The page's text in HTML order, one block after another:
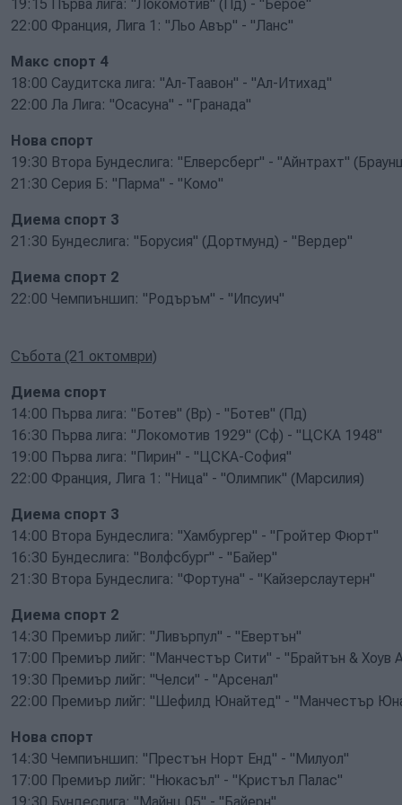
19:15 Първа лига: "Локомотив" (Пд) - "Берое"
22:00 Франция, Лига 1: "Льо Авър" - "Ланс"
Макс спорт 4
18:00 Саудитска лига: "Ал-Таавон" - "Ал-Итихад"
22:00 Ла Лига: "Осасуна" - "Гранада"
Нова спорт
19:30 Втора Бундеслига: "Елверсберг" - "Айнтрахт"
21:30 Серия Б: "Парма" - "Комо"
Диема спорт 3
21:30 Бундеслига: "Борусия" (Дортмунд) - "Вердер"
Диема спорт 2
22:00 Чемпиъншип: "Родъръм" - "Ипсуич"
Събота (21 октомври)
Диема спорт
14:00 Първа лига: "Ботев" (Вр) - "Ботев" (Пд)
16:30 Първа лига: "Локомотив 1929" (Сф) - "ЦСКА 1948"
19:00 Първа лига: "Пирин" - "ЦСКА-София"
22:00 Франция, Лига 1: "Ница" - "Олимпик" (Марсилия)
Диема спорт 3
14:00 Втора Бундеслига: "Хамбургер" - "Гройтер Фюрт"
16:30 Бундеслига: "Волфсбург" - "Байер"
21:30 Втора Бундеслига: "Фортуна" - "Кайзерслаутерн"
Диема спорт 2
14:30 Премиър лийг: "Ливърпул" - "Евертън"
17:00 Премиър лийг: "Манчестър Сити" - "Брайтън & Хоув
19:30 Премиър лийг: "Челси" - "Арсенал"
22:00 Премиър лийг: "Шефилд Юнайтед" - "Манчестър
Нова спорт
14:30 Чемпиъншип: "Престън Норт Енд" - "Милуол"
17:00 Премиър лийг: "Нюкасъл" - "Кристъл Палас"